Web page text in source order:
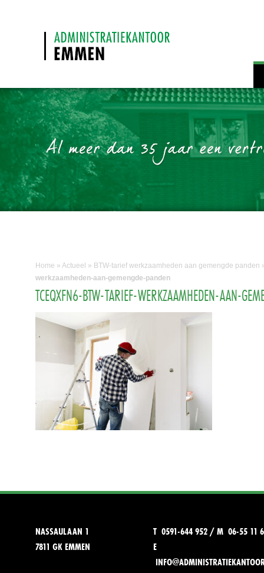
Home » Actueel » BTW-tarief werkzaamheden aan gemengde panden
werkzaamheden-aan-gemengde-panden
TCEQXFN6-BTW-TARIEF-WERKZAAMHEDEN-AAN-
NASSAULAAN 1
7811 GK EMMEN
T 0591-644 952 / M 06-55 11
E